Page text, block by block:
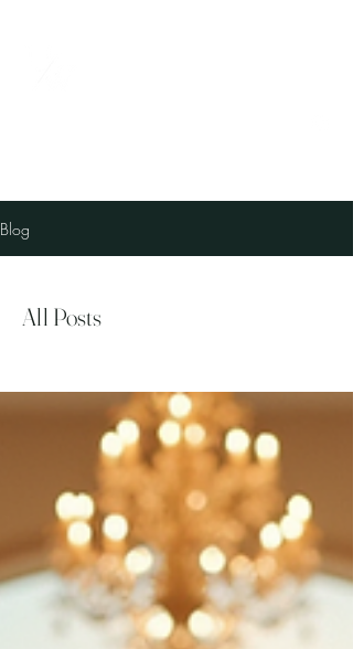
Blog
All Posts